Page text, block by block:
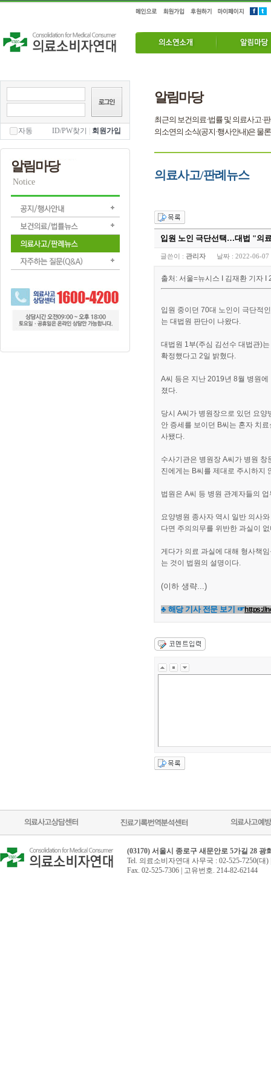
자동 ID/PW찾기 회원가입
알림마당
Notice
알림마당
최근의 보건의료·법률 및 의료사고·
의소연의 소식(공지·행사안내)은 물
의료사고/판례뉴스
입원 노인 극단선택…대법 "의
글쓴이 : 관리자 날짜 : 2022-06-07
출처: 서울=뉴시스 I 김재환 기자
입원 중이던 70대 노인이 극단적
는 대법원 판단이 나왔다.
대법원 1부(주심 김선수 대법관)
확정했다고 2일 밝혔다.
A씨 등은 지난 2019년 8월 병원
졌다.
당시 A씨가 병원장으로 있던 요
안 증세를 보이던 B씨는 혼자 치
사됐다.
수사기관은 병원장 A씨가 병원
진에게는 B씨를 제대로 주시하지
법원은 A씨 등 병원 관계자들의
요양병원 종사자 역시 일반 의사
다면 주의의무를 위반한 과실이
게다가 의료 과실에 대해 형사책
는 것이 법원의 설명이다.
(이하 생략...)
♣ 해당 기사 전문 보기 ☞https://
(03170) 서울시 종로구 새문안로 5가길 28 광
Tel. 의료소비자연대 사무국 : 02-525-7250(대
Fax. 02-525-7306 | 고유번호. 214-82-62144